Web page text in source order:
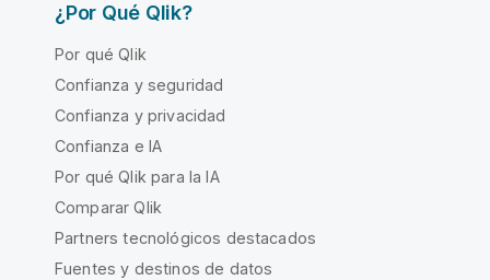
¿Por Qué Qlik?
Por qué Qlik
Confianza y seguridad
Confianza y privacidad
Confianza e IA
Por qué Qlik para la IA
Comparar Qlik
Partners tecnológicos destacados
Fuentes y destinos de datos